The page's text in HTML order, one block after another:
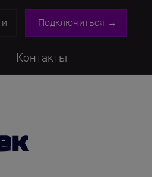
Подключиться →
Контакты